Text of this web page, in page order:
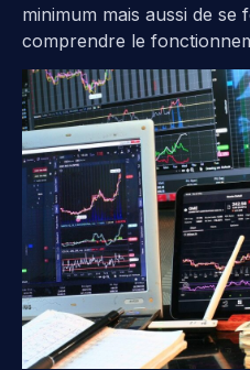
minimum mais aussi de
comprendre le